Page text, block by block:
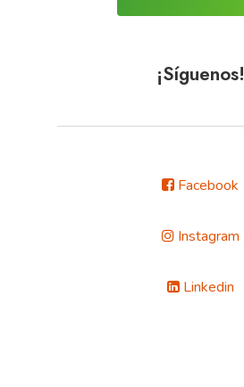
¡Síguenos!
Facebook
Instagram
Linkedin